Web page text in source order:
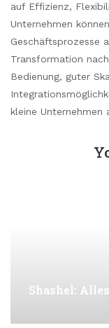
auf Effizienz,
Unternehmen
Geschäftsprozesse
Transformation
Bedienung, guter
kleine Unternehmen
Shashel: